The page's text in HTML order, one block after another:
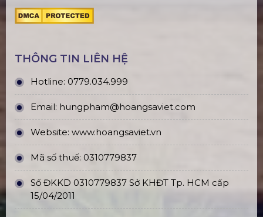
THÔNG TIN LIÊN HỆ
Hotline: 0779.034.999
Email: hungpham@hoangsaviet.com
Website: www.hoangsaviet.vn
Mã số thuế: 0310779837
Số ĐKKD 0310779837 Sở KHĐT Tp. HCM cấp
15/04/2011